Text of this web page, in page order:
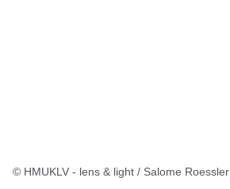
© HMUKLV - lens & light / Salome Roessler